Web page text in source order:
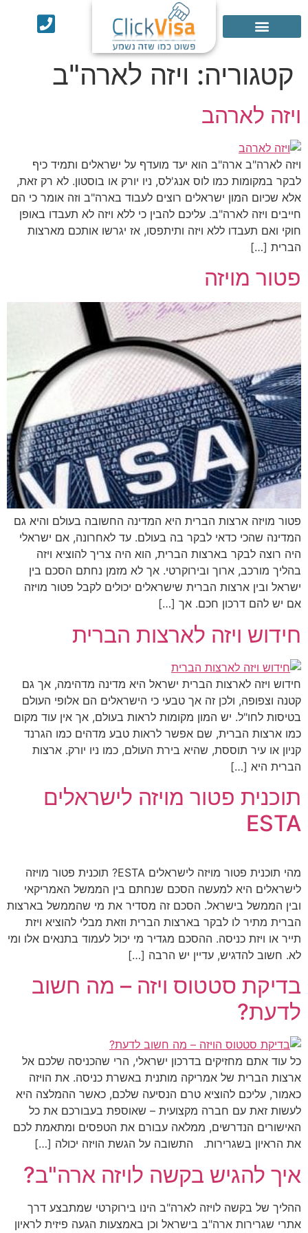
קטגוריה: ויזה לארה"ב
ויזה לארהב
ויזה לארה"ב ארה"ב הוא יעד מועדף על ישראלים ותמיד כיף
לבקר במקומות כמו לוס אנג'לס, ניו יורק או בוסטון. לא רק זאת,
אלא שכיום המון ישראלים רוצים לעבוד בארה"ב וזה אומר כי הם
חייבים ויזה לארה"ב. עליכם להבין כי ללא ויזה לא תעבדו באופן
חוקי ואם תעבדו ללא ויזה ותיתפסו, אז יגרשו אותכם מארצות
הברית […]
פטור מויזה
פטור מויזה ארצות הברית היא המדינה החשובה בעולם והיא גם
המדינה שהכי כדאי לבקר בה בעולם. עד לאחרונה, אם ישראלי
היה רוצה לבקר בארצות הברית, הוא היה צריך להוציא ויזה
בהליך מורכב, ארוך ובירוקרטי. אך לא מזמן נחתם הסכם בין
ישראל ובין ארצות הברית שישראלים יכולים לקבל פטור מויזה
אם יש להם דרכון חכם. אך […]
חידוש ויזה לארצות הברית
חידוש ויזה לארצות הברית ישראל היא מדינה מדהימה, אך גם
קטנה וצפופה, ולכן זה אך טבעי כי הישראלים הם אלופי העולם
בטיסות לחו"ל. יש המון מקומות לראות בעולם, אך אין עוד מקום
כמו ארצות הברית, שם אפשר לראות טבע מדהים כמו הגרנד
קניון או עיר תוססת, שהיא בירת העולם, כמו ניו יורק. ארצות
הברית היא […]
תוכנית פטור מויזה לישראלים
ESTA
מהי תוכנית פטור מויזה לישראלים ESTA? תוכנית פטור מויזה
לישראלים היא למעשה הסכם שנחתם בין הממשל האמריקאי
ובין הממשל בישראל. הסכם זה מסדיר את מי שהממשל בארצות
הברית מתיר לו לבקר בארצות הברית וזאת מבלי להוציא ויזת
תייר או ויזת כניסה. ההסכם מגדיר מי יכול לעמוד בתנאים אלו ומי
לא. חשוב להדגיש, עדיין יש הרבה […]
בדיקת סטטוס ויזה – מה חשוב
לדעת?
כל עוד אתם מחזיקים בדרכון ישראלי, הרי שהכניסה שלכם אל
ארצות הברית של אמריקה מותנית באשרת כניסה. את הויזה
כאמור, עליכם להוציא טרם הנסיעה שלכם, כאשר ההמלצה היא
לעשות זאת עם חברה מקצועית – שאוספת בעבורכם את כל
האישורים הנדרשים, ממלאה עבורם את הטפסים ומתאמת לכם
את הראיון בשגרירות. התשובה על הגשת הויזה יכולה […]
איך להגיש בקשה לויזה ארה"ב?
ההליך של בקשה לויזה לארה"ב הינו בירוקרטי שמתבצע דרך
אתרי שגרירות ארה"ב בישראל וכן באמצעות הגעה פיזית לראיון